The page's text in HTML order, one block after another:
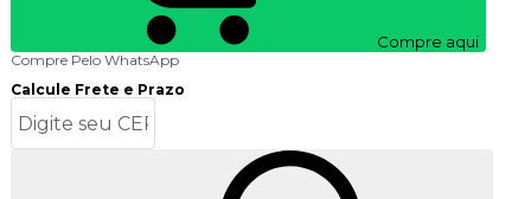
Compre aqui
Compre Pelo WhatsApp
Calcule Frete e Prazo